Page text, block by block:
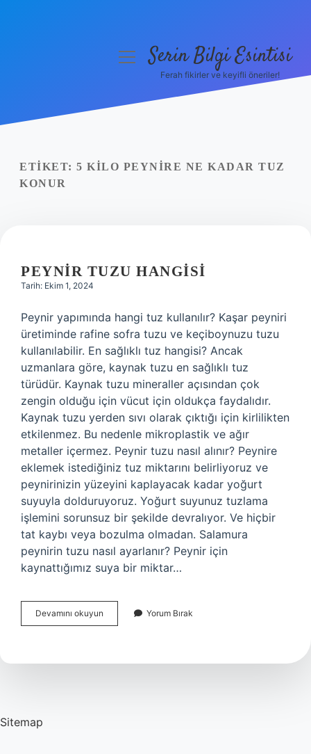
Yasal Uyarı
menüyüSerin Bilgi Esintisi
Ferah fikirler ve keyifli öneriler!
ETIKET: 5 KILO PEYNIRE NE KADAR TUZ
KONUR
PEYNIR TUZU HANGISI
Tarih: Ekim 1, 2024
Peynir yapımında hangi tuz kullanılır? Kaşar peyniri
üretiminde rafine sofra tuzu ve keçiboynuzu tuzu
kullanılabilir. En sağlıklı tuz hangisi? Ancak
uzmanlara göre, kaynak tuzu en sağlıklı tuz
türüdür. Kaynak tuzu mineraller açısından çok
zengin olduğu için vücut için oldukça faydalıdır.
Kaynak tuzu yerden sıvı olarak çıktığı için kirlilikten
etkilenmez. Bu nedenle mikroplastik ve ağır
metaller içermez. Peynir tuzu nasıl alınır? Peynire
eklemek istediğiniz tuz miktarını belirliyoruz ve
peynirinizin yüzeyini kaplayacak kadar yoğurt
suyuyla dolduruyoruz. Yoğurt suyunuz tuzlama
işlemini sorunsuz bir şekilde devralıyor. Ve hiçbir
tat kaybı veya bozulma olmadan. Salamura
peynirin tuzu nasıl ayarlanır? Peynir için
kaynattığımız suya bir miktar…
Devamını okuyun
Tuzu
Yorum Bırak
Sitemap